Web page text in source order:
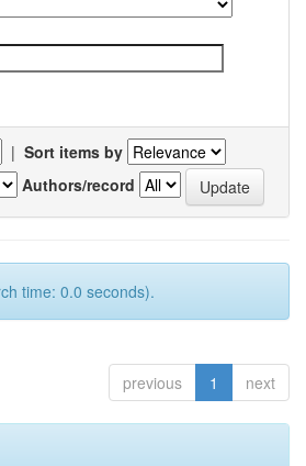
| Sort items by
Authors/record
time: 0.0 seconds).
previous 1 next